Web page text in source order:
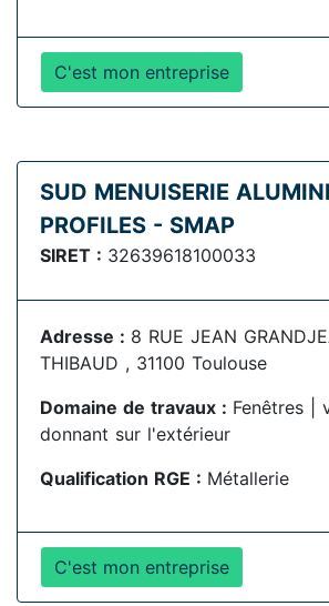
C'est mon entreprise
SUD MENUISERIE
PROFILES - SMAP
SIRET : 32639618100033
Adresse : 8 RUE JEAN
THIBAUD , 31100 Toulouse
Domaine de travaux : Fenêtres |
donnant sur l'extérieur
Qualification RGE : Métallerie
C'est mon entreprise